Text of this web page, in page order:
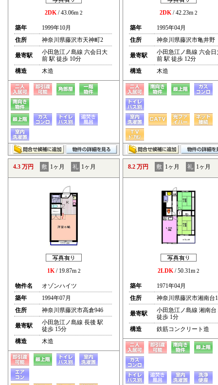
2DK/ 43.06m 2
築年
1999年10月
住所
神奈川県藤沢市天神町2
最寄駅
小田急江ノ島線 六会日大
前 駅 徒歩 10分
構造
木造
2DK/ 42.23m 2
築年
1995年04月
住所
神奈川県藤沢市亀井野
最寄駅
小田急江ノ島線 六会日
前 駅 徒歩 12分
構造
木造
4.3 万円 敷 1ヶ月 礼 1ヶ月
1K/ 19.87m 2
物件名
オゾンハイツ
築年
1994年07月
住所
神奈川県藤沢市高倉946
最寄駅
小田急江ノ島線 長後 駅
徒歩 15分
構造
木造
8.2 万円 敷 1ヶ月 礼 1ヶ月
2LDK/ 50.31m 2
築年
1971年04月
住所
神奈川県藤沢市湘南台1
最寄駅
小田急江ノ島線 湘南台
徒歩 1分
構造
鉄筋コンクリート造